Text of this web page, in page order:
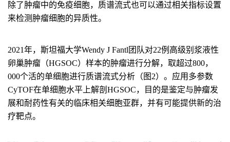
除了肿瘤中的免疫细胞，质谱流式也可以通过相关指标设置
来检测肿瘤细胞的异质性。
2021年，斯坦福大学Wendy J Fantl团队对22例高级别浆液性
卵巢肿瘤（HGSOC）样本的肿瘤进行分解，取超过800，
000个活的单细胞进行质谱流式分析（图2）。应用多参数
CyTOF在单细胞水平上解剖HGSOC，目的是鉴定与肿瘤发
展和耐药性有关的临床相关细胞亚群，并有可能提供新的治
疗靶点。